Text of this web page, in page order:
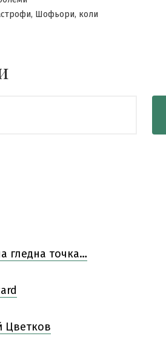
, Шофьори, коли
гледна точка…
Цветков